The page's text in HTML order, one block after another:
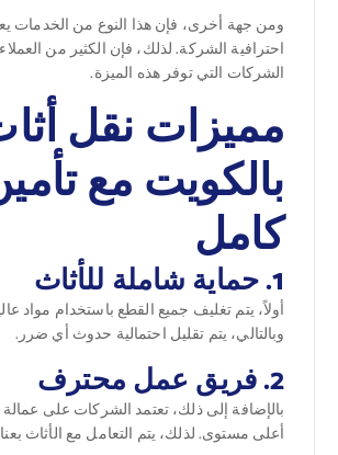
ومن جهة أخرى، فإن هذا النوع من
احترافية الشركة. لذلك، فإن الكثير من
الشركات التي توفر هذه الميزة.
مميزات نقل
بالكويت مع
كامل
1. حماية شاملة للأثاث
أولاً، يتم تغليف جميع القطع باستخدام مواد
وبالتالي، يتم تقليل احتمالية حدوث أي ضرر.
2. فريق عمل محترف
بالإضافة إلى ذلك، تعتمد الشركات على
أعلى مستوى. لذلك، يتم التعامل مع الأثاث